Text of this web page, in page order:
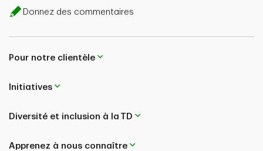
Donnez des commentaires
Pour notre clientèle
Initiatives
Diversité et inclusion à la TD
Apprenez à nous connaître